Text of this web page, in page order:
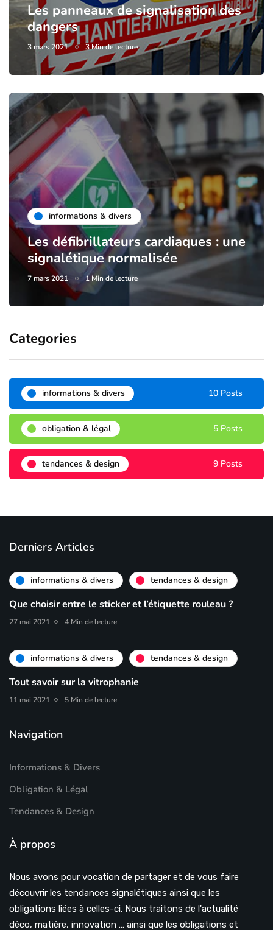
Les panneaux de signalisation des
dangers
3 mars 2021 3 Min de lecture
informations & divers
Les défibrillateurs cardiaques : une
signalétique normalisée
7 mars 2021 1 Min de lecture
Categories
informations & divers 10 Posts
obligation & légal 5 Posts
tendances & design 9 Posts
Derniers Articles
informations & divers tendances & design
Que choisir entre le sticker et l’étiquette rouleau ?
27 mai 2021 4 Min de lecture
informations & divers tendances & design
Tout savoir sur la vitrophanie
11 mai 2021 5 Min de lecture
Navigation
Informations & Divers
Obligation & Légal
Tendances & Design
À propos
Nous avons pour vocation de partager et de vous faire
découvrir les tendances signalétiques ainsi que les
obligations liées à celles-ci. Nous traitons de l'actualité
déco, matière, innovation … ainsi que les obligations et